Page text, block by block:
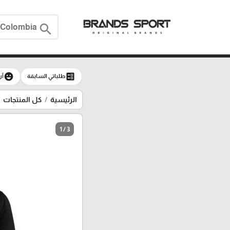
search
ballotطلباتي السابقة emoji_emotions
الرئيسية كل المنتجات
1 / 3